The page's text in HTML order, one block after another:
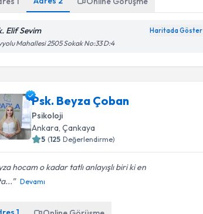
Elif Sevim Haritada Göster
Mahallesi 2505 Sokak No:33 D:4
Psk. Beyza Çoban
Psikoloji
Ankara , Çankaya
5 (125 Değerlendirme)
hocam o kadar tatlı anlayışlı biri ki en
Devamı